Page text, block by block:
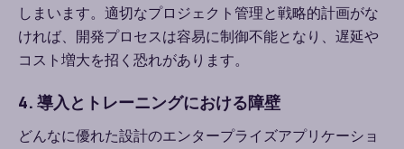
しまいます。適切なプロジェクト管理と戦略的計画がな
ければ、開発プロセスは容易に制御不能となり、遅延や
コスト増大を招く恐れがあります。
4. 導入とトレーニングにおける障壁
どんなに優れた設計のエンタープライズアプリケーショ